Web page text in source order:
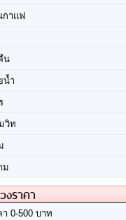
กาแฟ
น
น้ำ
วิท
ม
งราคา
0-500 บาท